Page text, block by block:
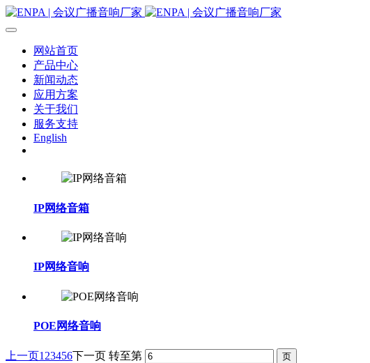
网站首页
产品中心
新闻动态
应用方案
关于我们
服务支持
English
IP网络音箱
IP网络音响
POE网络音响
上一页1 23456下一页 转至第